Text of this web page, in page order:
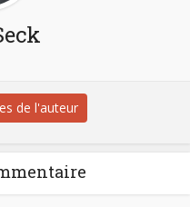
de l'auteur